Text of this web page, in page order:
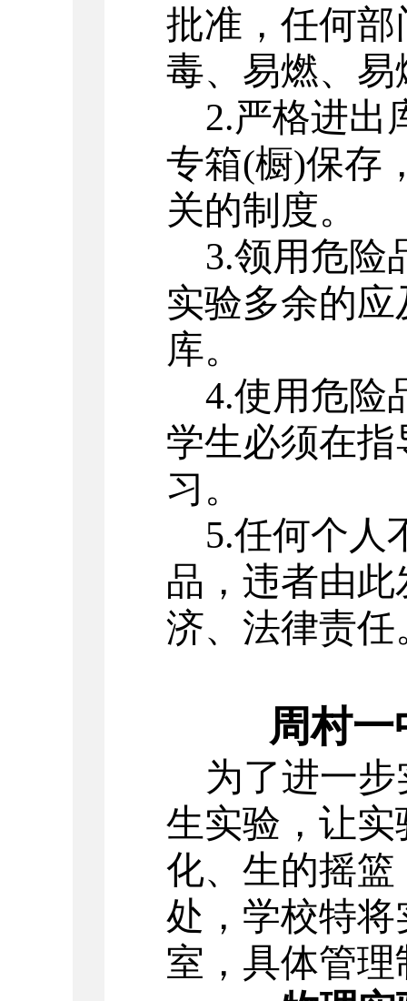
批准，任何
毒、易燃、易
2.严格进出
专箱(橱)保存
关的制度。
3.领用危险
实验多余的
库。
4.使用危险
学生必须在
习。
5.任何个人
品，违者由
济、法律责任
周村
为了进一
生实验，让
化、生的摇
处，学校特
室，具体管